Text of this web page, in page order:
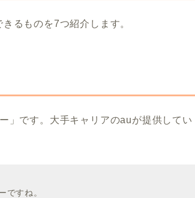
るものを7つ紹介します。
」です。大手キャリアのauが提供してい
ですね。